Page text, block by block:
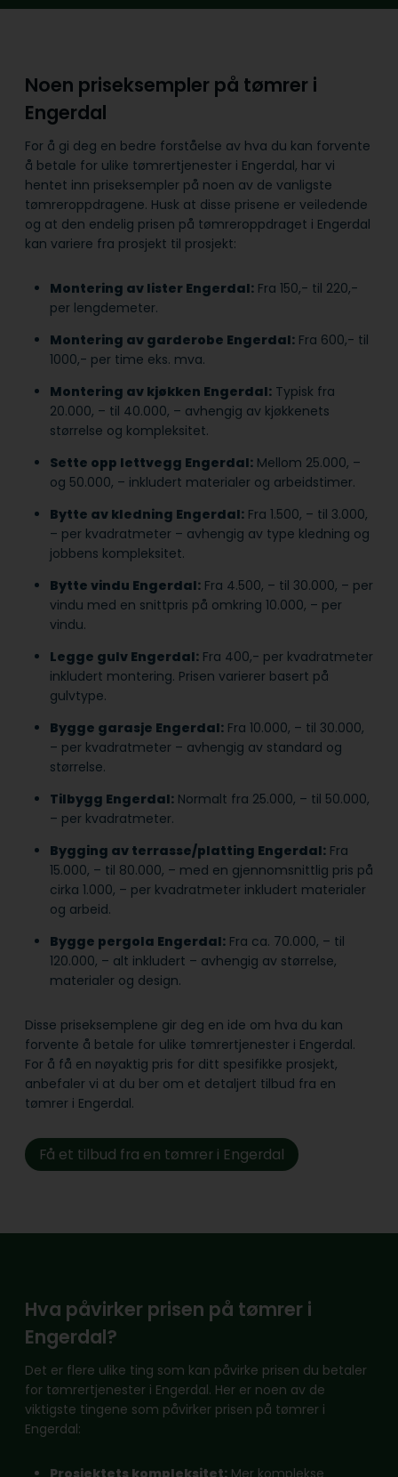
Noen priseksempler på tømrer i
Engerdal
For å gi deg en bedre forståelse av hva du kan forvente
å betale for ulike tømrertjenester i Engerdal, har vi
hentet inn priseksempler på noen av de vanligste
tømreroppdragene. Husk at disse prisene er veiledende
og at den endelig prisen på tømreroppdraget i Engerdal
kan variere fra prosjekt til prosjekt:
Montering av lister Engerdal: Fra 150,- til 220,-
per lengdemeter.
Montering av garderobe Engerdal: Fra 600,- til
1000,- per time eks. mva.
Montering av kjøkken Engerdal: Typisk fra
20.000, – til 40.000, – avhengig av kjøkkenets
størrelse og kompleksitet.
Sette opp lettvegg Engerdal: Mellom 25.000, –
og 50.000, – inkludert materialer og arbeidstimer.
Bytte av kledning Engerdal: Fra 1.500, – til 3.000,
– per kvadratmeter – avhengig av type kledning og
jobbens kompleksitet.
Bytte vindu Engerdal: Fra 4.500, – til 30.000, – per
vindu med en snittpris på omkring 10.000, – per
vindu.
Legge gulv Engerdal: Fra 400,- per kvadratmeter
inkludert montering. Prisen varierer basert på
gulvtype.
Bygge garasje Engerdal: Fra 10.000, – til 30.000,
– per kvadratmeter – avhengig av standard og
størrelse.
Tilbygg Engerdal: Normalt fra 25.000, – til 50.000,
– per kvadratmeter.
Bygging av terrasse/platting Engerdal: Fra
15.000, – til 80.000, – med en gjennomsnittlig pris på
cirka 1.000, – per kvadratmeter inkludert materialer
og arbeid.
Bygge pergola Engerdal: Fra ca. 70.000, – til
120.000, – alt inkludert – avhengig av størrelse,
materialer og design.
Disse priseksemplene gir deg en ide om hva du kan
forvente å betale for ulike tømrertjenester i Engerdal.
For å få en nøyaktig pris for ditt spesifikke prosjekt,
anbefaler vi at du ber om et detaljert tilbud fra en
tømrer i Engerdal.
Få et tilbud fra en tømrer i Engerdal
Hva påvirker prisen på tømrer i
Engerdal?
Det er flere ulike ting som kan påvirke prisen du betaler
for tømrertjenester i Engerdal. Her er noen av de
viktigste tingene som påvirker prisen på tømrer i
Engerdal:
Prosjektets kompleksitet: Mer komplekse